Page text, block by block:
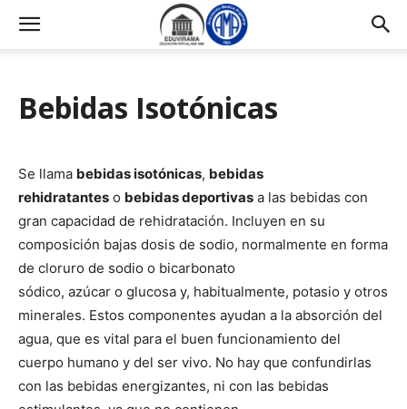
Bebidas Isotónicas
Se llama bebidas isotónicas, bebidas
rehidratantes o bebidas deportivas a las bebidas con
gran capacidad de rehidratación. Incluyen en su
composición bajas dosis de sodio, normalmente en forma
de cloruro de sodio o bicarbonato
sódico, azúcar o glucosa y, habitualmente, potasio y otros
minerales. Estos componentes ayudan a la absorción del
agua, que es vital para el buen funcionamiento del
cuerpo humano y del ser vivo. No hay que confundirlas
con las bebidas energizantes, ni con las bebidas